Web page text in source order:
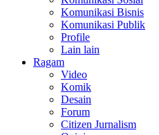
Komunikasi Bisnis
Komunikasi Publik
Profile
Lain lain
Ragam
Video
Komik
Desain
Forum
Citizen Jurnalism